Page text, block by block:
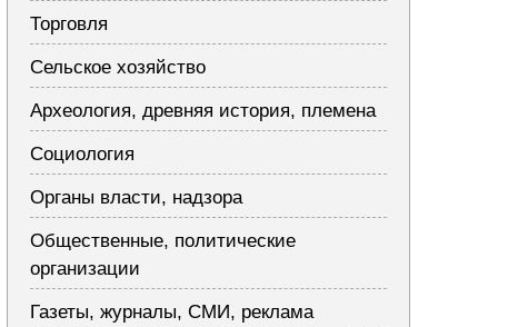
Торговля
Сельское хозяйство
Археология, древняя история, племена
Социология
Органы власти, надзора
Общественные, политические
организации
Газеты, журналы, СМИ, реклама